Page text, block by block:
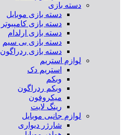
دسته بازی
دسته بازی موبایل
دسته بازی کامپیوتر
دسته بازی ارلدام
دسته بازی بی سیم
دسته بازی ردراگون
لوازم استریم
استریم دک
وبکم
وبکم ردراگون
میکروفون
رینگ لایت
لوازم جانبی موبایل
شارژر دیواری